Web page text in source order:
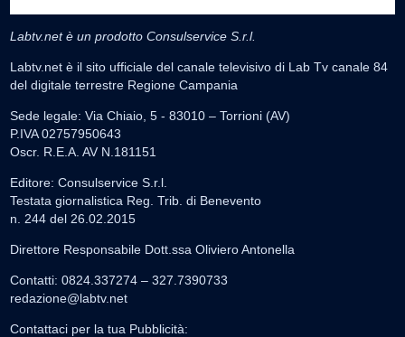
Labtv.net è un prodotto Consulservice S.r.l.
Labtv.net è il sito ufficiale del canale televisivo di Lab Tv canale 84
del digitale terrestre Regione Campania
Sede legale: Via Chiaio, 5 - 83010 – Torrioni (AV)
P.IVA 02757950643
Oscr. R.E.A. AV N.181151
Editore: Consulservice S.r.l.
Testata giornalistica Reg. Trib. di Benevento
n. 244 del 26.02.2015
Direttore Responsabile Dott.ssa Oliviero Antonella
Contatti: 0824.337274 – 327.7390733
redazione@labtv.net
Contattaci per la tua Pubblicità: